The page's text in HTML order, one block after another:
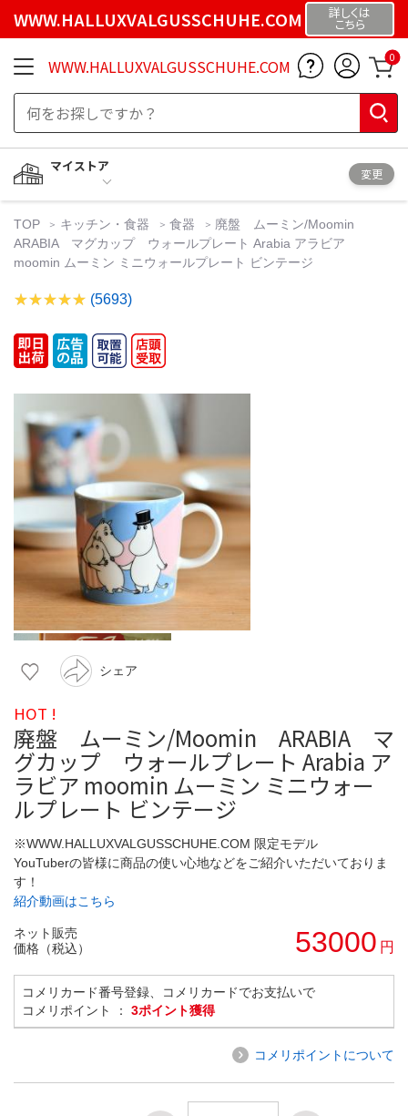
WWW.HALLUXVALGUSSCHUHE.COM 詳しくは
こちら
WWW.HALLUXVALGUSSCHUHE.COM 0
マイストア
変更
TOP キッチン・食器 食器
廃盤 ムーミン/Moomin
ARABIA マグカップ ウォールプレート Arabia アラビア
moomin ムーミン ミニウォールプレート ビンテージ
(5693)
シェア
HOT !
廃盤 ムーミン/Moomin ARABIA マ
グカップ ウォールプレート Arabia ア
ラビア moomin ムーミン ミニウォー
ルプレート ビンテージ
※WWW.HALLUXVALGUSSCHUHE.COM 限定モデル
YouTuberの皆様に商品の使い心地などをご紹介いただいておりま
す！
紹介動画はこちら
ネット販売
価格（税込）
53000 円
コメリカード番号登録、コメリカードでお支払いで
コメリポイント ： 3ポイント獲得
コメリポイントについて